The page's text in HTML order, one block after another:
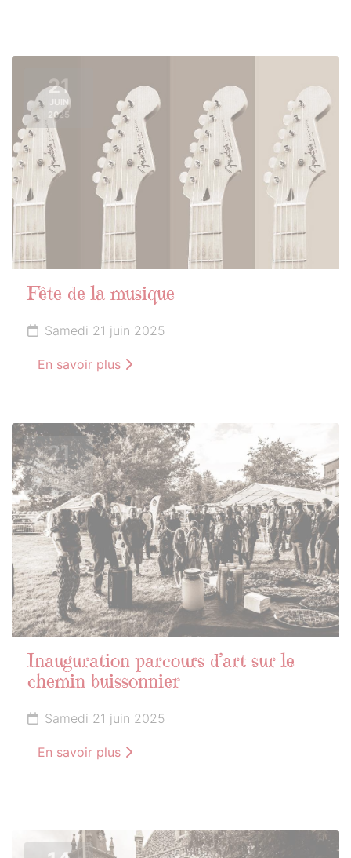
21
JUIN
2025
Fête de la musique
Samedi 21 juin 2025
En savoir plus
21
JUIN
2025
Inauguration parcours d’art sur le
chemin buissonnier
Samedi 21 juin 2025
En savoir plus